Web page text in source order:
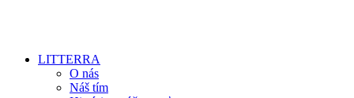
LITTERRA
O nás
Náš tím